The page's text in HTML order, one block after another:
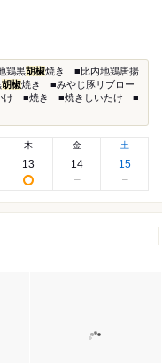
鶏黒胡椒焼き ■比内地鶏唐揚
胡椒焼き ■みやじ豚リブロー
かけ ■焼き ■焼きしいたけ ■
木
13
金
14
土
15